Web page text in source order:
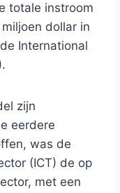
totale instroom
dollar in
International
zijn
eerdere
was de
(ICT) de op
met een